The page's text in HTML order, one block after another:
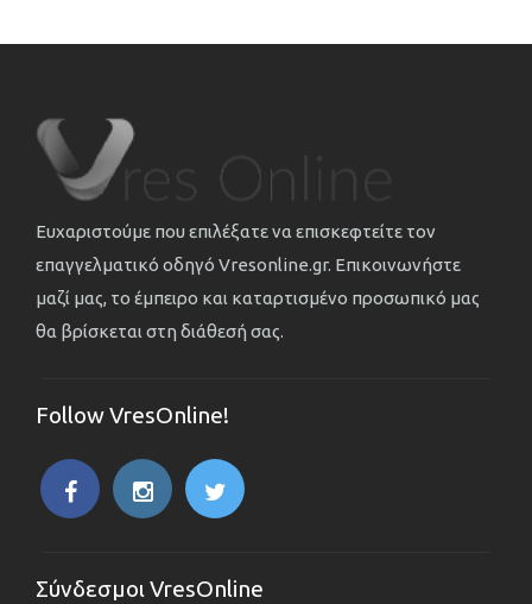
Ευχαριστούμε που επιλέξατε να επισκεφτείτε τον
επαγγελματικό οδηγό Vresonline.gr. Επικοινωνήστε
μαζί μας, το έμπειρο και καταρτισμένο προσωπικό μας
θα βρίσκεται στη διάθεσή σας.
Follow VresOnline!
Σύνδεσμοι VresOnline